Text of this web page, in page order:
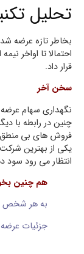
تحلیل
بخاطر تازه عرضه
احتمالا تا اواخر
قرار داد.
سخن آخر
نگهداری سهام
چنین در رابطه با
فروش های بی منطق
یکی از بهترین
انتظار می رود سود دهی
هم چنین
به هر شخص
جزئیات عرضه